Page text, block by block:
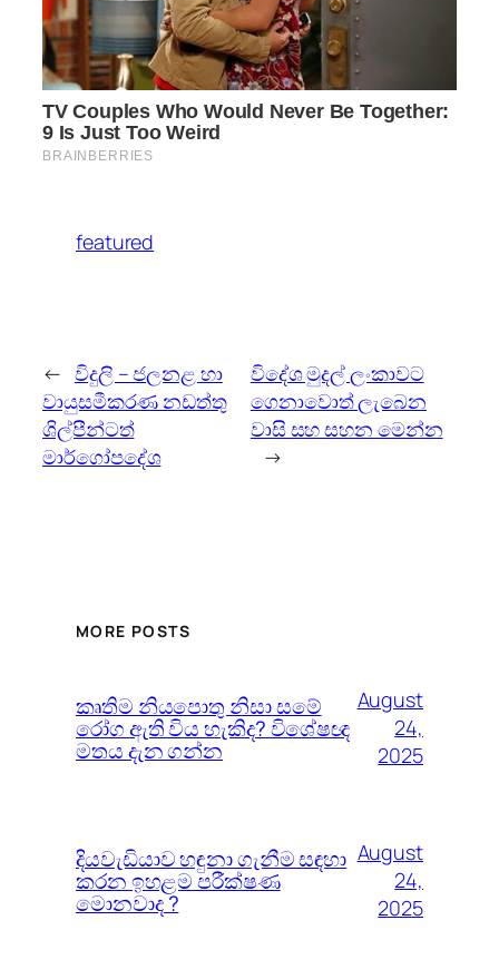
featured
← විදුලි – ජලනළ හා
වායුසමීකරණ නඩත්තු
ශිල්පීන්ටත්
මාර්ගෝපදේශ
විදේශ මුදල් ලංකාවට
ගෙනාවොත් ලැබෙන
වාසි සහ සහන මෙන්න
→
MORE POSTS
කෘතිම නියපොතු නිසා සමේ
රෝග ඇති විය හැකිද? විශේෂඥ
මතය දැන ගන්න
August
24,
2025
දියවැඩියාව හඳුනා ගැනීම සඳහා
කරන ඉහළම පරීක්ෂණ
මොනවාද ?
August
24,
2025